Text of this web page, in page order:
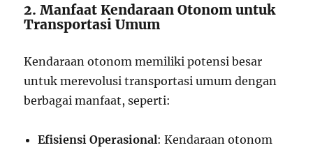
2. Manfaat Kendaraan Otonom untuk
Transportasi Umum
Kendaraan otonom memiliki potensi besar
untuk merevolusi transportasi umum dengan
berbagai manfaat, seperti:
Efisiensi Operasional: Kendaraan otonom